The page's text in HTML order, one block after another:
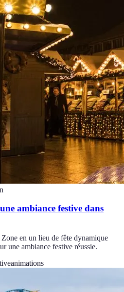
ambiance festive dans
en un lieu de fête dynamique
une ambiance festive réussie.
animations